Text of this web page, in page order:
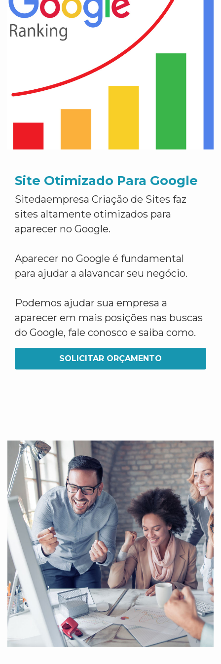
Site Otimizado Para Google
Sitedaempresa Criação de Sites faz
sites altamente otimizados para
aparecer no Google.
Aparecer no Google é fundamental
para ajudar a alavancar seu negócio.
Podemos ajudar sua empresa a
aparecer em mais posições nas buscas
do Google, fale conosco e saiba como.
SOLICITAR ORÇAMENTO